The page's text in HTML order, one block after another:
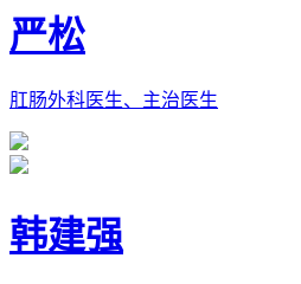
严松
肛肠外科医生、主治医生
韩建强